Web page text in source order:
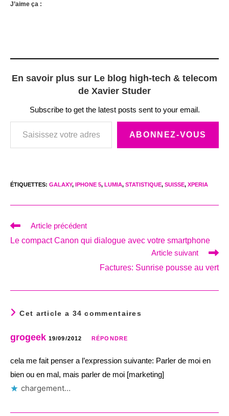
J’aime ça :
En savoir plus sur Le blog high-tech & telecom
de Xavier Studer
Subscribe to get the latest posts sent to your email.
Saisissez votre adresse e-mail…
ABONNEZ-VOUS
ÉTIQUETTES: GALAXY, IPHONE 5, LUMIA, STATISTIQUE, SUISSE, XPERIA
Read
articles
Article précédent
Le compact Canon qui dialogue avec votre smartphone
Article suivant
Factures: Sunrise pousse au vert
Cet article a 34 commentaires
grogeek 19/09/2012 RÉPONDRE
cela me fait penser a l’expression suivante: Parler de moi en
bien ou en mal, mais parler de moi [marketing]
chargement…